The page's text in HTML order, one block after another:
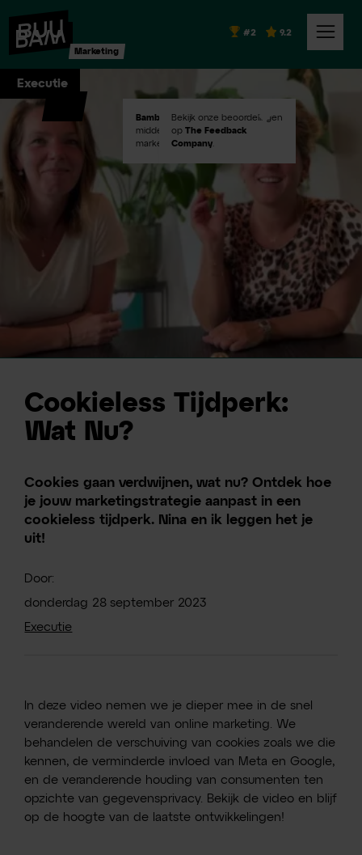
Marketing
#2
Bambuu #2in Emerce100
middelgroot digital
marketingbureaus!
9.2
Bekijk onze beoordelingen
opThe Feedback
Company.
Executie
Cookieless Tijdperk:
Wat Nu?
Cookies gaan verdwijnen, wat nu? Ontdek hoe
je jouw marketingstrategie aanpast in een
cookieless tijdperk. Nina en ik leggen het je
uit!
Door:
donderdag 28 september 2023
Executie
In deze video nemen we je dieper mee in de snel
veranderende wereld van online marketing. We
behandelen de verschuiving van cookies zoals we die
kennen, de verminderde invloed van Meta en Google,
en de veranderende houding van consumenten ten
opzichte van gegevensprivacy. Bekijk de video en blijf
op de hoogte van de laatste ontwikkelingen!